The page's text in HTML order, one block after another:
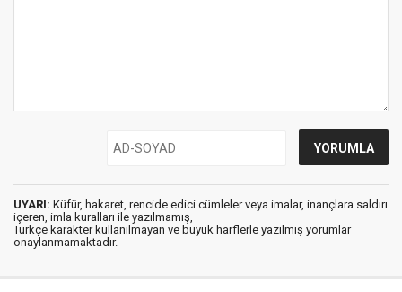
UYARI: Küfür, hakaret, rencide edici cümleler veya imalar, inançlara saldırı
içeren, imla kuralları ile yazılmamış,
Türkçe karakter kullanılmayan ve büyük harflerle yazılmış yorumlar
onaylanmamaktadır.